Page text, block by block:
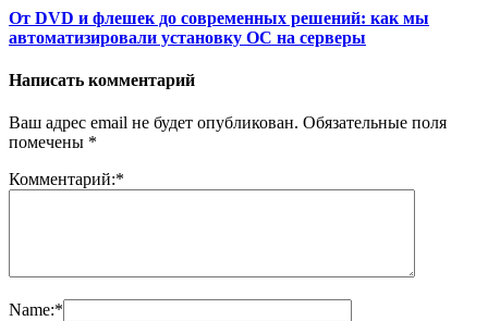
От DVD и флешек до современных решений: как мы
автоматизировали установку ОС на серверы
Написать комментарий
Ваш адрес email не будет опубликован. Обязательные поля
помечены *
Комментарий:*
Name:*